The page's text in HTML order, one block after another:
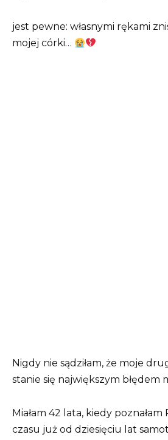
jest pewne: własnymi rękami
mojej córki…
Nigdy nie sądziłam, że moje
stanie się największym błędem
Miałam 42 lata, kiedy
czasu już od dziesięciu lat